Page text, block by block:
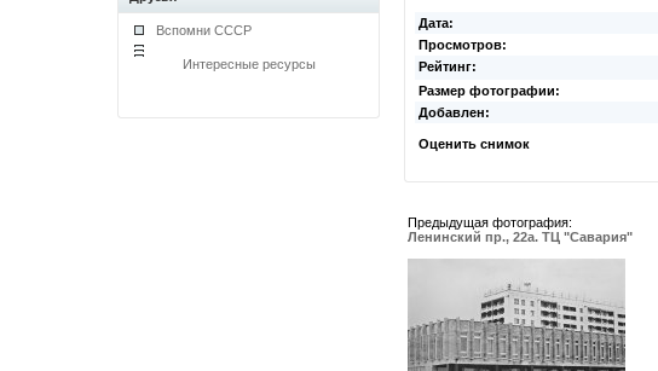
Вспомни СССР
Интересные ресурсы
Дата:
Просмотров:
Рейтинг:
Размер фотографии:
Добавлен:
Оценить снимок
Предыдущая фотография:
Ленинский пр., 22а. ТЦ "Савария"